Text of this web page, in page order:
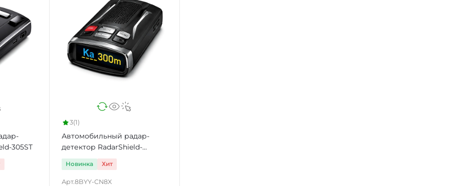
305ST
3(1)
Автомобильный радар-
детектор RadarShield-
705GVS
Новинка Хит
Арт.8BYY-CN8X